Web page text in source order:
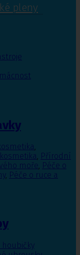
pleny
,
, Přírodní
moře, Péče o
, Péče o ruce a
houbičky